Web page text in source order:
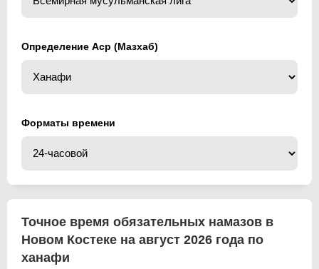
Определение Аср (Мазхаб)
Форматы времени
Точное время обязательных намазов в
Новом Костеке на август 2026 года по
ханафи